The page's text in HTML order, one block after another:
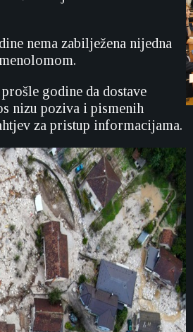
nema zabilježena nijedna
godine da dostave
nizu poziva i pismenih
za pristup informacijama.